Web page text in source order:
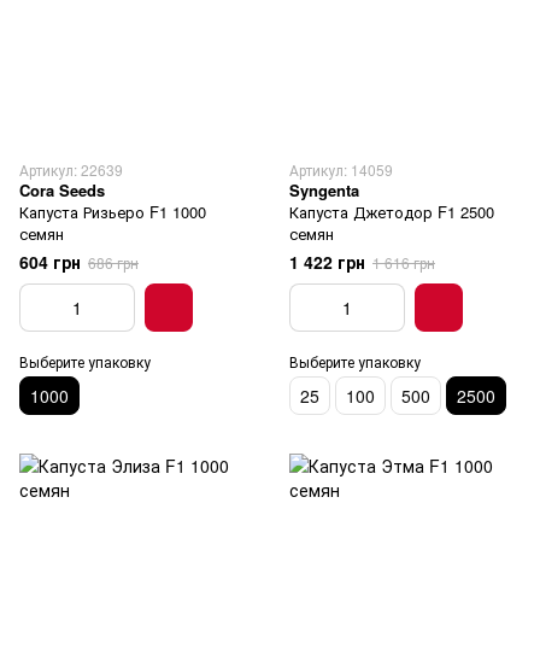
Артикул: 22639
Cora Seeds
Капуста Ризьеро F1 1000
семян
604 грн 686 грн
Выберите упаковку
1000
Артикул: 14059
Syngenta
Капуста Джетодор F1 2500
семян
1 422 грн 1 616 грн
Выберите упаковку
25 100 500 2500